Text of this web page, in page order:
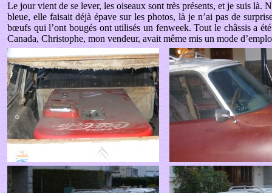
Le jour vient de se lever, les oiseaux sont très présents, et je suis là.
bleue, elle faisait déjà épave sur les photos, là je n’ai pas de
bœufs qui l’ont bougés ont utilisés un fenweek. Tout le châssis a
Canada, Christophe, mon vendeur, avait même mis un mode